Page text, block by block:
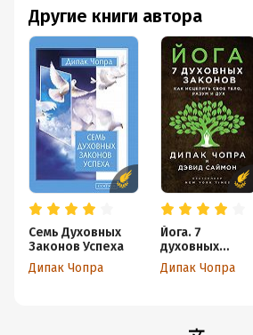
Другие книги автора
Семь Духовных
Законов Успеха
Дипак Чопра
Йога. 7
духовных
законов. Как
исцелить свое
Дипак Чопра